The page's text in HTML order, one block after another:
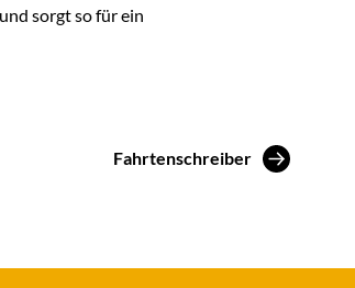
sorgt so für ein
Fahrtenschreiber